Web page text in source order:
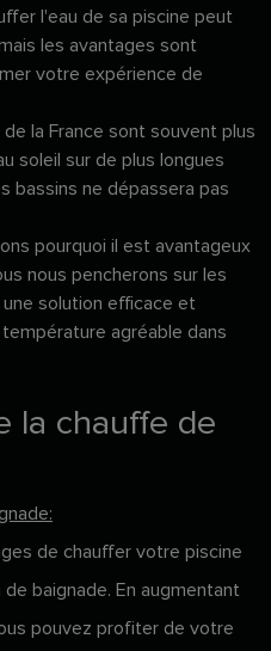
l'eau de sa piscine peut
les avantages sont
votre expérience de
la France sont souvent plus
soleil sur de plus longues
bassins ne dépassera pas
pourquoi il est avantageux
nous pencherons sur les
une solution efficace et
agréable dans
la chauffe de
de chauffer votre piscine
baignade. En augmentant
pouvez profiter de votre